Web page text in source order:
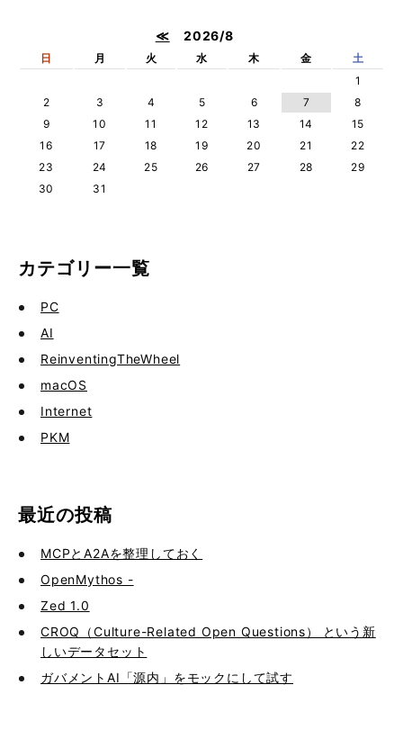
≪ 2026/8
日 月 火 水 木 金
土
1
2
3 4 5 6 7
8
9
10 11 12 13 14
15
16
17 18 19 20 21
22
23
24 25 26 27 28
29
30
31
カテゴリー一覧
PC
AI
ReinventingTheWheel
macOS
Internet
PKM
最近の投稿
MCPとA2Aを整理しておく
OpenMythos -
Zed 1.0
CROQ（Culture-Related Open Questions） という新
しいデータセット
ガバメントAI「源内」をモックにして試す